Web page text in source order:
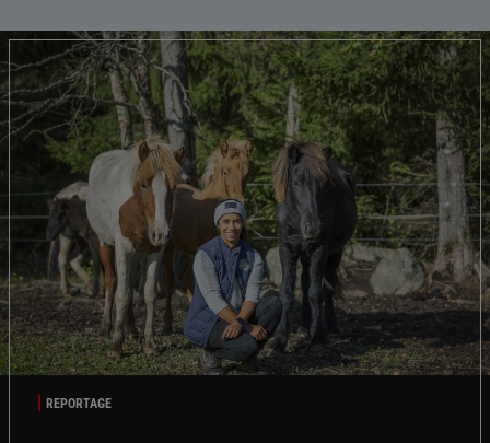
REPORTAGE